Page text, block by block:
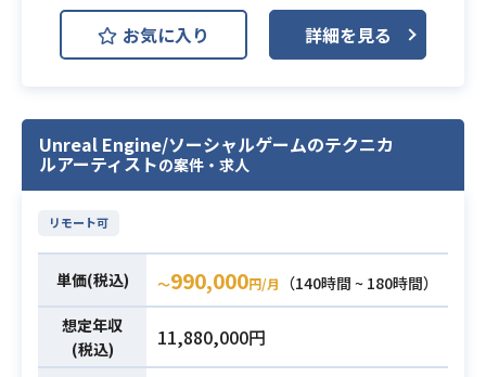
スマートフォン・コンソール・PCゲ
ーム等、
新規コンシューマーゲームにてアウ
トゲームのメニュー作成・実装業務
をお願いします。
必須スキル
メニュー画面の開発・リリース経験
・UnrealEngineを用いたオペレーシ
ョン経験
お気に入り 詳細を見る
Unreal Engine/ソーシャルゲームのテクニカ
ルアーティストの案件・求人
リモート可
単価(税込) 〜990,000円/月
（140時間 ~ 180時間）
想定年収
(税込)
11,880,000円